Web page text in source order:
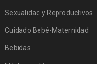
Sexualidad y Reproductivos
Cuidado Bebé-Maternidad
Bebidas